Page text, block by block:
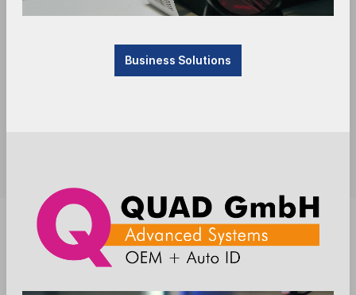
Sofort verfügbar, Lieferzeit: 1-3 Tage
Anmelden
Business Solutions